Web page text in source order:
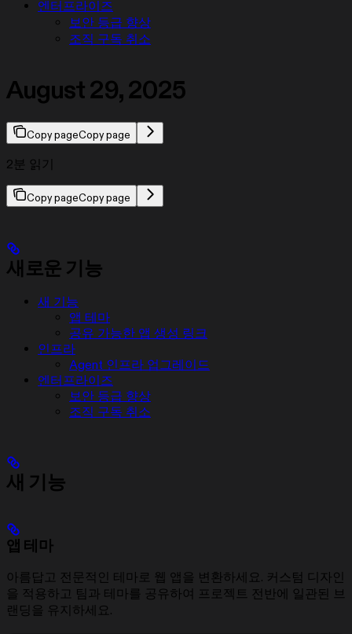
엔터프라이즈
보안 등급 향상
조직 구독 취소
August 29, 2025
Copy pageCopy page
2분 읽기
Copy pageCopy page
새로운 기능
새 기능
앱 테마
공유 가능한 앱 생성 링크
인프라
Agent 인프라 업그레이드
엔터프라이즈
보안 등급 향상
조직 구독 취소
새 기능
앱 테마
아름답고 전문적인 테마로 웹 앱을 변환하세요. 커스텀 디자인
을 적용하고 팀과 테마를 공유하여 프로젝트 전반에 일관된 브
랜딩을 유지하세요.